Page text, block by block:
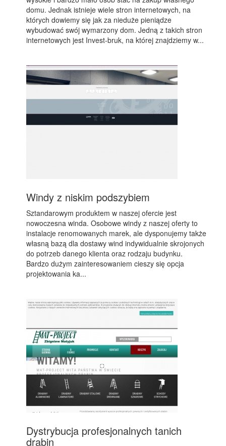
domu. Jednak istnieje wiele stron internetowych, na
których dowiemy się jak za nieduże pieniądze
wybudować swój wymarzony dom. Jedną z takich stron
internetowych jest Invest-bruk, na której znajdziemy w...
Windy z niskim podszybiem
Sztandarowym produktem w naszej ofercie jest
nowoczesna winda. Osobowe windy z naszej oferty to
instalacje renomowanych marek, ale dysponujemy także
własną bazą dla dostawy wind indywidualnie skrojonych
do potrzeb danego klienta oraz rodzaju budynku.
Bardzo dużym zainteresowaniem cieszy się opcja
projektowania ka...
Dystrybucja profesjonalnych tanich
drabin